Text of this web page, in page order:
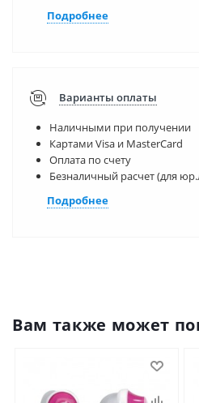
Подробнее
Варианты оплаты
Наличными при получении
Картами Visa и MasterCard
Оплата по счету
Безналичный расчет (для
Подробнее
Вам также может